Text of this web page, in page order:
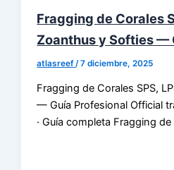
Fragging de Corales
Zoanthus y Softies —
atlasreef/7 diciembre, 2025
Fragging de Corales SPS,
— Guía Profesional Official
· Guía completa Fragging de